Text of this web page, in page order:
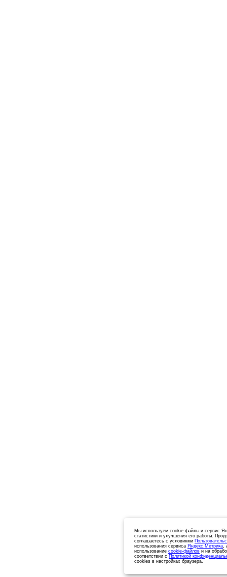
Мы используем cookie-файлы и сервис
статистики и улучшения его работы.
соглашаетесь с условиями
использования сервиса Яндекс.Метрика,
использование cookie-файлов и на
соответствии с Политикой
cookies в настройках браузера.